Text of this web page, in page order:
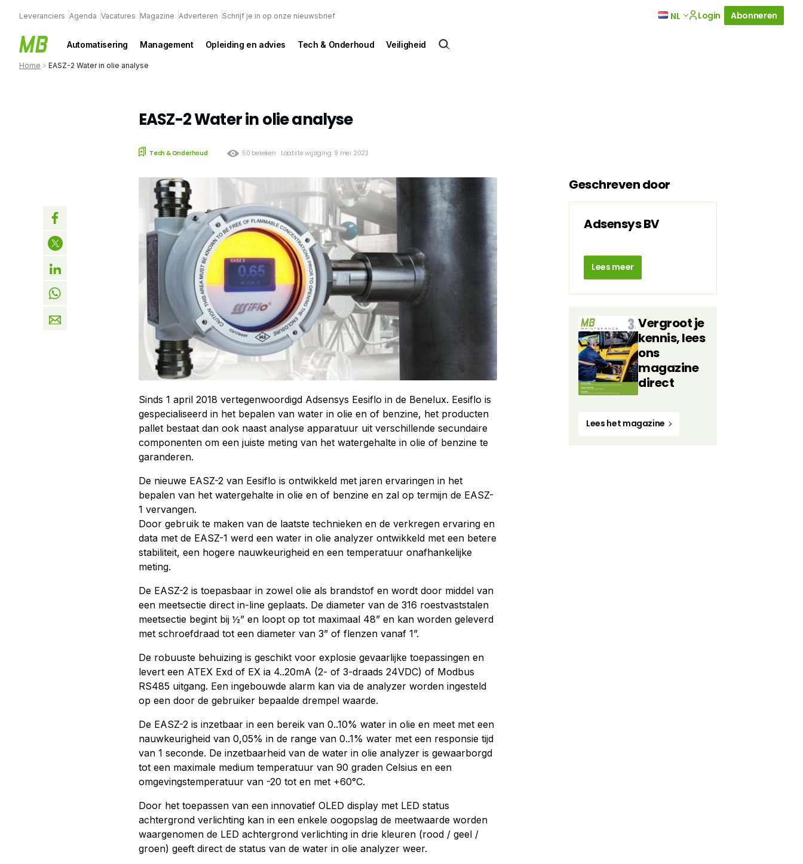
Leveranciers Agenda Vacatures Magazine Adverteren Schrijf je in op onze nieuwsbrief NL Login Abonneren
Automatisering Management Opleiding en advies Tech & Onderhoud Veiligheid
Home » EASZ-2 Water in olie analyse
EASZ-2 Water in olie analyse
Tech & Onderhoud 50 bekeken Laatste wijziging: 9 mei 2023
Sinds 1 april 2018 vertegenwoordigd Adsensys Eesiflo in de Benelux. Eesiflo is
gespecialiseerd in het bepalen van water in olie en of benzine, het producten
pallet bestaat dan ook naast analyse apparatuur uit verschillende secundaire
componenten om een juiste meting van het watergehalte in olie of benzine te
garanderen.
De nieuwe EASZ-2 van Eesiflo is ontwikkeld met jaren ervaringen in het
bepalen van het watergehalte in olie en of benzine en zal op termijn de EASZ-
1 vervangen.
Door gebruik te maken van de laatste technieken en de verkregen ervaring en
data met de EASZ-1 werd een water in olie analyzer ontwikkeld met een betere
stabiliteit, een hogere nauwkeurigheid en een temperatuur onafhankelijke
meting.
De EASZ-2 is toepasbaar in zowel olie als brandstof en wordt door middel van
een meetsectie direct in-line geplaats. De diameter van de 316 roestvaststalen
meetsectie begint bij ½” en loopt op tot maximaal 48” en kan worden geleverd
met schroefdraad tot een diameter van 3” of flenzen vanaf 1”.
De robuuste behuizing is geschikt voor explosie gevaarlijke toepassingen en
levert een ATEX Exd of EX ia 4..20mA (2- of 3-draads 24VDC) of Modbus
RS485 uitgang. Een ingebouwde alarm kan via de analyzer worden ingesteld
op een door de gebruiker bepaalde drempel waarde.
De EASZ-2 is inzetbaar in een bereik van 0..10% water in olie en meet met een
nauwkeurigheid van 0,05% in de range van 0..1% water met een responsie tijd
van 1 seconde. De inzetbaarheid van de water in olie analyzer is gewaarborgd
tot een maximale medium temperatuur van 90 graden Celsius en een
omgevingstemperatuur van -20 tot en met +60°C.
Door het toepassen van een innovatief OLED display met LED status
achtergrond verlichting kan in een enkele oogopslag de meetwaarde worden
waargenomen de LED achtergrond verlichting in drie kleuren (rood / geel /
groen) geeft direct de status van de water in olie analyzer weer.
Geschreven door
Adsensys BV
Lees meer
Vergroot je
kennis, lees
ons
magazine
direct
Lees het magazine